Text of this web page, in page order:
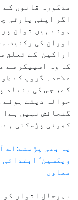
مذکورہ قانون
اگر اپنی پارٹی
ہوتے ہیں توان
اوران کی رکنیت
اراکین کے تعلق
کہ وہ اسپیکر سے
علاحدہ گروپ کے
گے، جس کی بنیاد
حوالہ دیتے ہوئے
گنجائش نہیں
کھونی پڑسکتی ہے۔
یہ بھی پڑھئے:اے
ویکسین‘ ابتدائی
معاون
بہرحال اتوار